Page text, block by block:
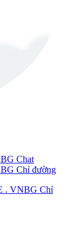
Chat
Chỉ đường
Chỉ